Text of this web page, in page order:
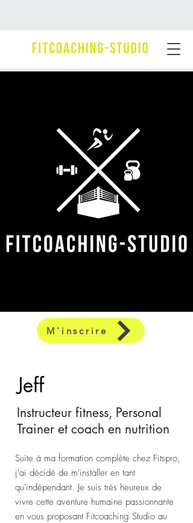
M'inscrire
Jeff
Instructeur fitness, Personal
Trainer et coach en nutrition
Suite à ma formation complète chez Fitspro,
j'ai décidé de m'installer en tant
qu'indépendant. Je suis très heureux de
vivre cette aventure humaine passionnante
en vous proposant Fitcoaching Studio au